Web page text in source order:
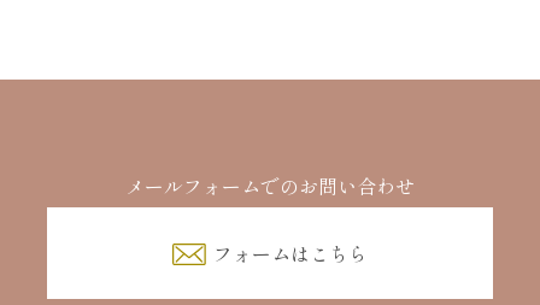
メールフォームでのお問い合わせ
フォームはこちら